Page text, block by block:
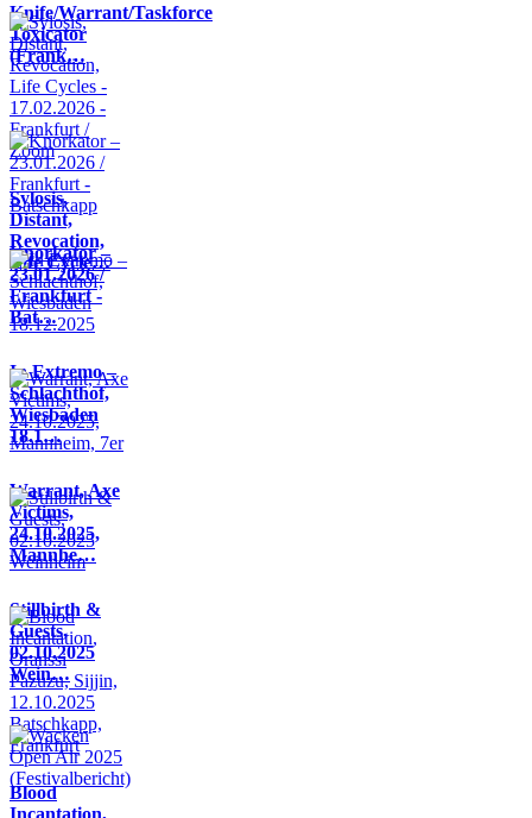
Knife/Warrant/Taskforce
Toxicator
(Frank…
Sylosis,
Distant,
Revocation,
Life Cycle…
Knorkator –
23.01.2026 /
Frankfurt -
Bat…
In Extremo –
Schlachthof,
Wiesbaden
18.1…
Warrant, Axe
Victims,
24.10.2025,
Mannhe…
Stillbirth &
Guests,
02.10.2025
Wein…
Blood
Incantation,